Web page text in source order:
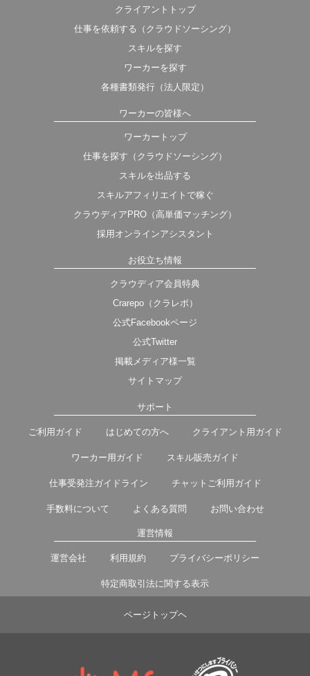
クライアントトップ
仕事を依頼する（クラウドソーシング）
スキルを探す
ワーカーを探す
各種書類発行（法人限定）
ワーカーの皆様へ
ワーカートップ
仕事を探す（クラウドソーシング）
スキルを出品する
スキルアフィリエイトで稼ぐ
クラウディアPRO（高単価マッチング）
採用オンラインアシスタント
お役立ち情報
クラウディア会員特典
Crarepo（クラレポ）
公式Facebookページ
公式Twitter
掲載メディア様一覧
サイトマップ
サポート
ご利用ガイド はじめての方へ クライアント用ガイド
ワーカー用ガイド スキル販売ガイド
仕事受発注ガイドライン チャットご利用ガイド
手数料について よくある質問 お問い合わせ
運営情報
運営会社 利用規約 プライバシーポリシー
特定商取引法に関する表示
ページトップヘ